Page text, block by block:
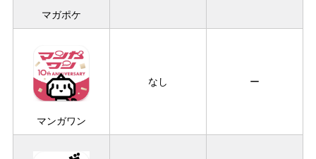
マガポケ
マンガワン
なし ー